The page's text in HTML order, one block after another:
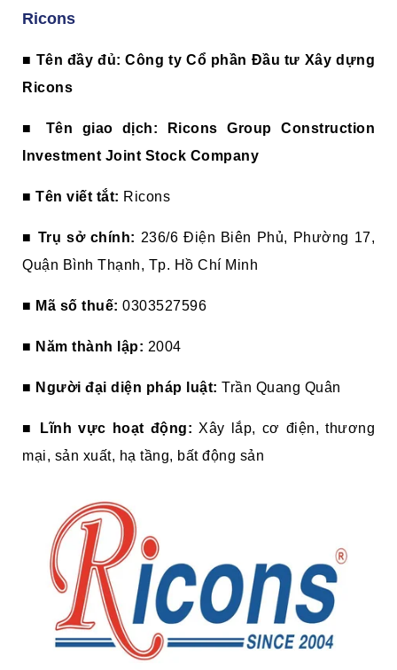
Ricons
■ Tên đầy đủ: Công ty Cổ phần Đầu tư Xây dựng
Ricons
■ Tên giao dịch:
Ricons Group Construction
Investment Joint Stock Company
■ Tên viết tắt: Ricons
■ Trụ sở chính: 236/6 Điện Biên Phủ, Phường 17,
Quận Bình Thạnh, Tp. Hồ Chí Minh
■ Mã số thuế: 0303527596
■ Năm thành lập: 2004
■ Người đại diện pháp luật: Trần Quang Quân
■ Lĩnh vực hoạt động: Xây lắp, cơ điện, thương
mại, sản xuất, hạ tầng, bất động sản